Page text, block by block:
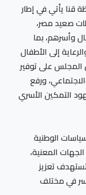
قنا يأتي في إطار
صعيد مصر،
وأسرهم، بما
إلى الأطفال
على توفير
ورفع
التمكين الأسري
الوطنية
المعنية،
تستهدف تعزيز
في مختلف